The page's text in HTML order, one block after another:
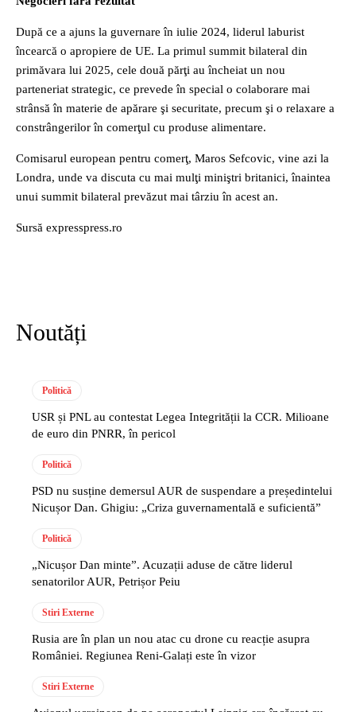
După ce a ajuns la guvernare în iulie 2024, liderul laburist
încearcă o apropiere de UE. La primul summit bilateral din
primăvara lui 2025, cele două părţi au încheiat un nou
parteneriat strategic, ce prevede în special o colaborare mai
strânsă în materie de apărare şi securitate, precum şi o relaxare a
constrângerilor în comerţul cu produse alimentare.
Comisarul european pentru comerţ, Maros Sefcovic, vine azi la
Londra, unde va discuta cu mai mulţi miniştri britanici, înaintea
unui summit bilateral prevăzut mai târziu în acest an.
Sursă expresspress.ro
Noutăți
Politică
USR și PNL au contestat Legea Integrității la CCR. Milioane
de euro din PNRR, în pericol
Politică
PSD nu susține demersul AUR de suspendare a președintelui
Nicușor Dan. Ghigiu: „Criza guvernamentală e suficientă”
Politică
„Nicușor Dan minte”. Acuzații aduse de către liderul
senatorilor AUR, Petrișor Peiu
Stiri Externe
Rusia are în plan un nou atac cu drone cu reacție asupra
României. Regiunea Reni-Galați este în vizor
Stiri Externe